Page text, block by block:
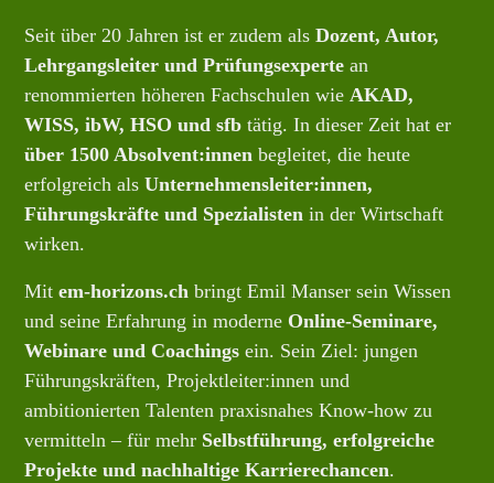
Seit über 20 Jahren ist er zudem alsDozent, Autor,
Lehrgangsleiter und Prüfungsexperte an
renommierten höheren Fachschulen wieAKAD,
WISS, ibW, HSO und sfb tätig. In dieser Zeit hat er
über 1500 Absolvent:innen begleitet, die heute
erfolgreich alsUnternehmensleiter:innen,
Führungskräfte und Spezialisten in der Wirtschaft
wirken.
Mitem-horizons.ch bringt Emil Manser sein Wissen
und seine Erfahrung in moderne Online-Seminare,
Webinare und Coachings ein. Sein Ziel: jungen
Führungskräften, Projektleiter:innen und
ambitionierten Talenten praxisnahes Know-how zu
vermitteln – für mehr Selbstführung, erfolgreiche
Projekte und nachhaltige Karrierechancen.